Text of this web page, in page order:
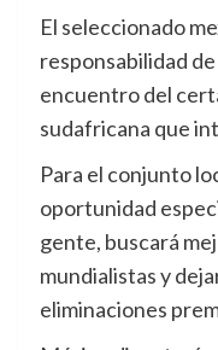
El seleccionado
responsabilidad
encuentro del
sudafricana que
Para el conjunto
oportunidad
gente, buscará
mundialistas y
eliminaciones